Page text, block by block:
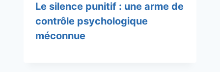
Le silence punitif : une arme de
contrôle psychologique
méconnue